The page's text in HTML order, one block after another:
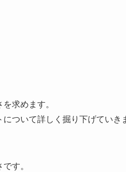
求めます。
ついて詳しく掘り下げていき
す。